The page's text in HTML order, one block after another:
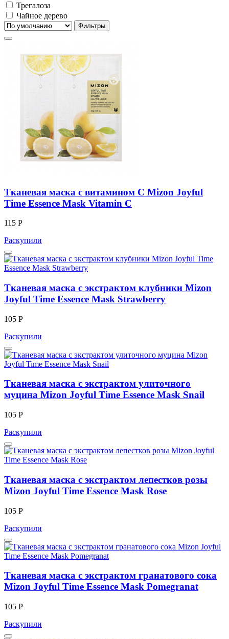
Трегалоза
Чайное дерево
Фильтры
Тканевая маска с витамином С Mizon Joyful
Time Essence Mask Vitamin C
115 Р
Раскупили
Тканевая маска с экстрактом клубники Mizon
Joyful Time Essence Mask Strawberry
105 Р
Раскупили
Тканевая маска с экстрактом улиточного
муцина Mizon Joyful Time Essence Mask Snail
105 Р
Раскупили
Тканевая маска с экстрактом лепестков розы
Mizon Joyful Time Essence Mask Rose
105 Р
Раскупили
Тканевая маска с экстрактом гранатового сока
Mizon Joyful Time Essence Mask Pomegranat
105 Р
Раскупили